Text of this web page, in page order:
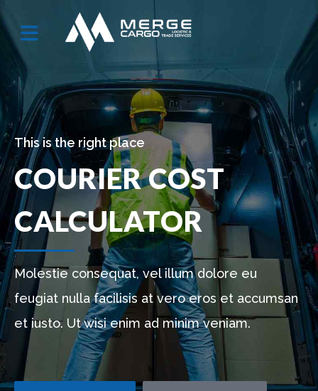
This is the right place
COURIER COST
CALCULATOR
Molestie consequat, vel illum dolore eu
feugiat nulla facilisis at vero eros et accumsan
et iusto. Ut wisi enim ad minim veniam.